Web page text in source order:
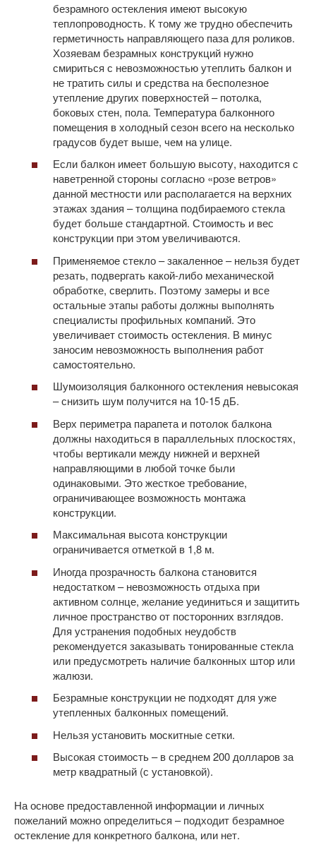
безрамного остекления имеют высокую
теплопроводность. К тому же трудно обеспечить
герметичность направляющего паза для роликов.
Хозяевам безрамных конструкций нужно
смириться с невозможностью утеплить балкон и
не тратить силы и средства на бесполезное
утепление других поверхностей – потолка,
боковых стен, пола. Температура балконного
помещения в холодный сезон всего на несколько
градусов будет выше, чем на улице.
Если балкон имеет большую высоту, находится с
наветренной стороны согласно «розе ветров»
данной местности или располагается на верхних
этажах здания – толщина подбираемого стекла
будет больше стандартной. Стоимость и вес
конструкции при этом увеличиваются.
Применяемое стекло – закаленное – нельзя будет
резать, подвергать какой-либо механической
обработке, сверлить. Поэтому замеры и все
остальные этапы работы должны выполнять
специалисты профильных компаний. Это
увеличивает стоимость остекления. В минус
заносим невозможность выполнения работ
самостоятельно.
Шумоизоляция балконного остекления невысокая
– снизить шум получится на 10-15 дБ.
Верх периметра парапета и потолок балкона
должны находиться в параллельных плоскостях,
чтобы вертикали между нижней и верхней
направляющими в любой точке были
одинаковыми. Это жесткое требование,
ограничивающее возможность монтажа
конструкции.
Максимальная высота конструкции
ограничивается отметкой в 1,8 м.
Иногда прозрачность балкона становится
недостатком – невозможность отдыха при
активном солнце, желание уединиться и защитить
личное пространство от посторонних взглядов.
Для устранения подобных неудобств
рекомендуется заказывать тонированные стекла
или предусмотреть наличие балконных штор или
жалюзи.
Безрамные конструкции не подходят для уже
утепленных балконных помещений.
Нельзя установить москитные сетки.
Высокая стоимость – в среднем 200 долларов за
метр квадратный (с установкой).
На основе предоставленной информации и личных
пожеланий можно определиться – подходит безрамное
остекление для конкретного балкона, или нет.